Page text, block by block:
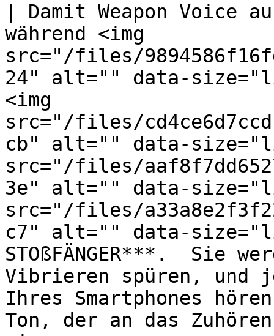
| Damit Weapon Voice
während <img
src="/files/
24" alt="" data-
<img
src="/files/
cb" alt="" data-
src="/files/
3e" alt="" data-
src="/files/
c7" alt="" data-
STOßFÄNGER***.  Sie
Vibrieren spüren, und
Ihres Smartphones
Ton, der an das